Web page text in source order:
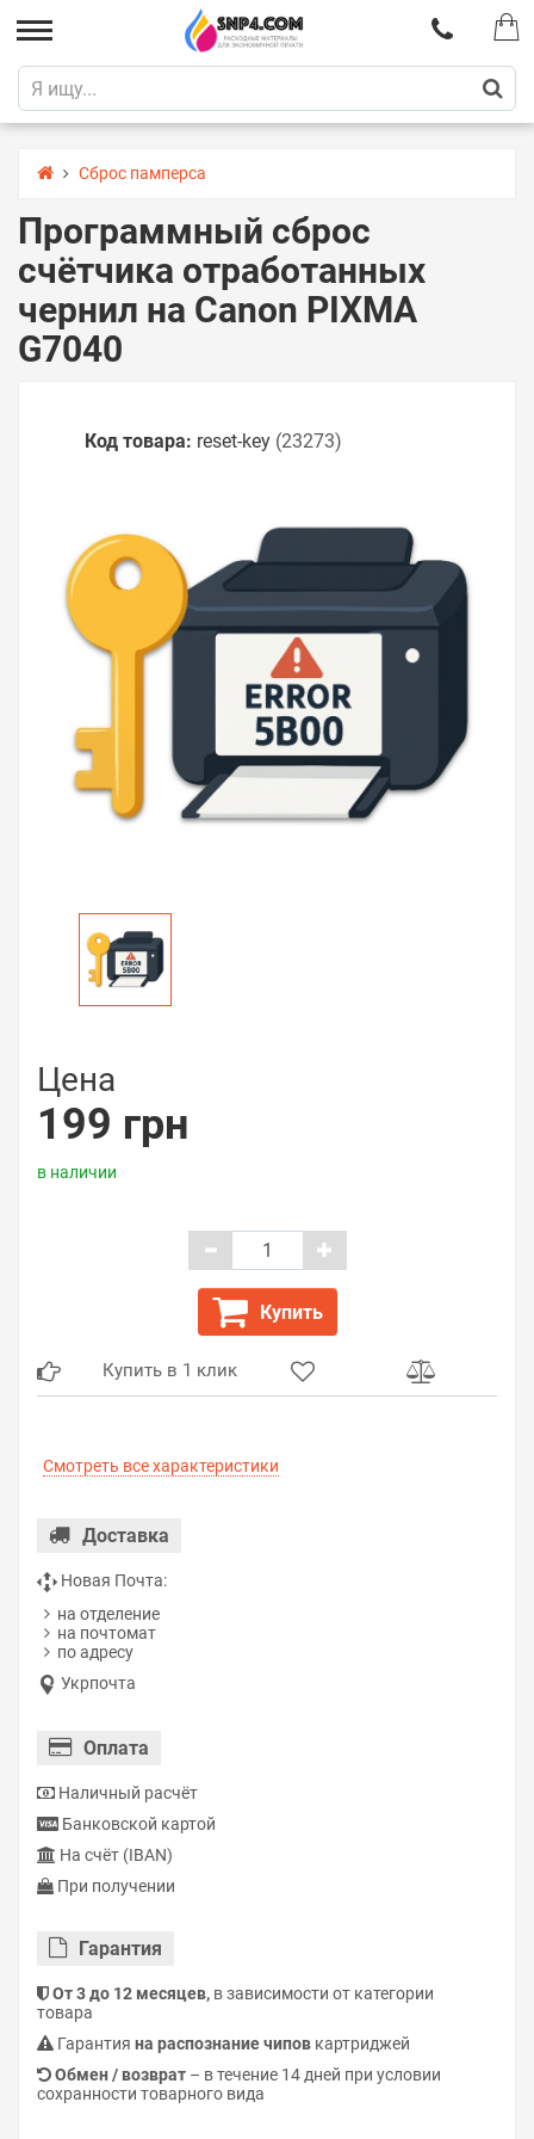
Сброс памперса
Программный сброс
счётчика отработанных
чернил на Canon PIXMA
G7040
Код товара: reset-key (23273)
Цена
199 грн
в наличии
Купить
Купить в 1 клик
Смотреть все характеристики
Доставка
Новая Почта:
на отделение
на почтомат
по адресу
Укрпочта
Оплата
Наличный расчёт
Банковской картой
На счёт (IBAN)
При получении
Гарантия
От 3 до 12 месяцев, в зависимости от категории
товара
Гарантия на распознание чипов картриджей
Обмен / возврат – в течение 14 дней при условии
сохранности товарного вида